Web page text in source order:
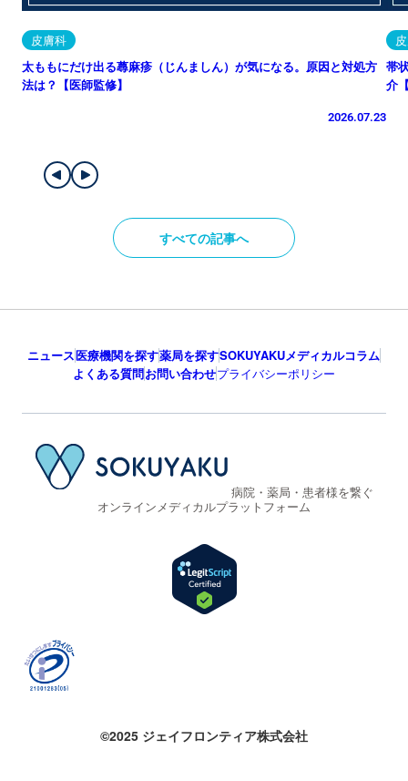
皮膚科
太ももにだけ出る蕁麻疹（じんましん）が気になる。原因と対処方
法は？【医師監修】
2026.07.23
帯
介
すべての記事へ
ニュース医療機関を探す薬局を探すSOKUYAKUメディカルコラム
よくある質問お問い合わせプライバシーポリシー
病院・薬局・患者様を繋ぐ
オンラインメディカルプラットフォーム
©2025 ジェイフロンティア株式会社